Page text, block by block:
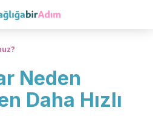
Neden
Daha Hızlı